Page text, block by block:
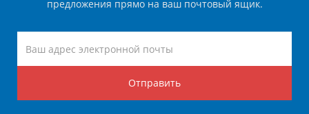
предложения прямо на ваш почтовый ящик.
Отправить